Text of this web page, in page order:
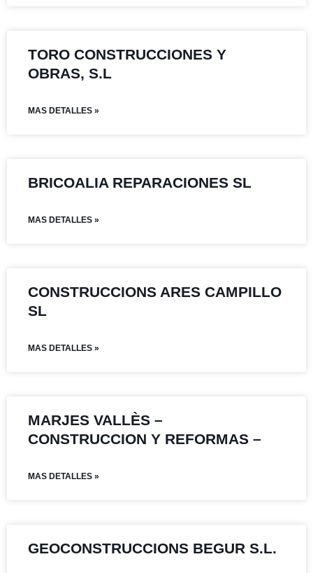
TORO CONSTRUCCIONES Y
OBRAS, S.L
MAS DETALLES »
BRICOALIA REPARACIONES SL
MAS DETALLES »
CONSTRUCCIONS ARES CAMPILLO
SL
MAS DETALLES »
MARJES VALLÈS –
CONSTRUCCION Y REFORMAS –
MAS DETALLES »
GEOCONSTRUCCIONS BEGUR S.L.